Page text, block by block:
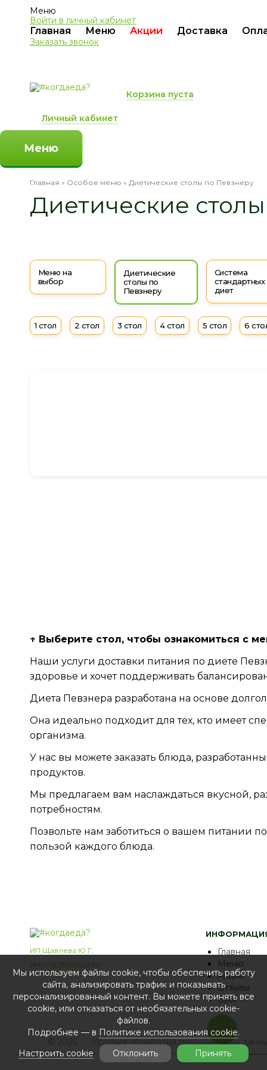
Меню
Войти в личный кабинет
Главная Меню Акции Доставка
Заказать звонок
Корзина пуста
Личный кабинет
Меню
Главная » Особое меню » Диетические столы по Певзнеру
Диетические
Меню на
выбор
Диетические
столы по
Певзнеру
Система
стандартных
диет
1 стол 2 стол 3 стол 4 стол 5 стол 6
↑ Выберите стол, чтобы ознакомиться с
Наши услуги доставки питания по диете
здоровье и хочет поддерживать
Диета Певзнера разработана на основе
Она идеально подходит для тех, кто имеет
организма.
У нас вы можете заказать блюда,
продуктов.
Мы предлагаем вам наслаждаться вкусной,
потребностям.
Позвольте нам заботиться о вашем питании
пользой каждого блюда.
ИП Щавлева Ю.Г.
ИНН 782509542240
Главная
Меню
Акции
Отзывы
Блог
Условия обработки персональных
Мы используем файлы cookie, чтобы обеспечить работу
сайта, анализировать трафик и показывать
персонализированный контент. Вы можете принять все
cookie, или отказаться от необязательных cookie-
файлов.
Подробнее — в Политике использования cookie.
Настроить cookie
Отклонить Принять